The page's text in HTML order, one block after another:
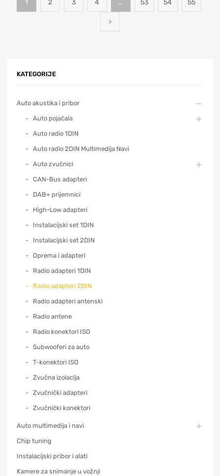
1 2 3 4 … 53 54 55
KATEGORIJE
Auto akustika i pribor
Auto pojačala
Auto radio 1DIN
Auto radio 2DIN Multimedija Navi
Auto zvučnici
CAN-Bus adapteri
DAB+ prijemnici
High-Low adapteri
Instalacijski set 1DIN
Instalacijski set 2DIN
Oprema i adapteri
Radio adapteri 1DIN
Radio adapteri 2DIN
Radio adapteri antenski
Radio antene
Radio konektori ISO
Subwooferi za auto
T-konektori ISO
Zvučna izolacija
Zvučnički adapteri
Zvučnički konektori
Auto multimedija i navi
Chip tuning
Instalacijski pribor i alati
Kamere za snimanje u vožnji